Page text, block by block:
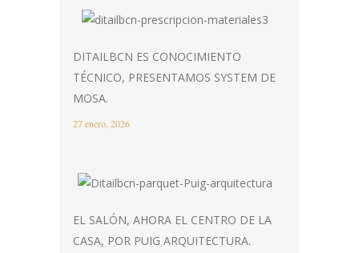
DITAILBCN ES CONOCIMIENTO
TÉCNICO, PRESENTAMOS SYSTEM DE
MOSA.
27 enero, 2026
EL SALÓN, AHORA EL CENTRO DE LA
CASA, POR PUIG ARQUITECTURA.